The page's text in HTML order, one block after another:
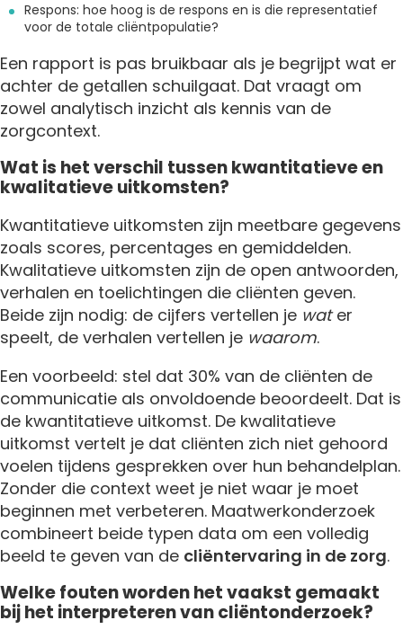
Respons: hoe hoog is de respons en is die representatief
voor de totale cliëntpopulatie?
Een rapport is pas bruikbaar als je begrijpt wat er
achter de getallen schuilgaat. Dat vraagt om
zowel analytisch inzicht als kennis van de
zorgcontext.
Wat is het verschil tussen kwantitatieve en
kwalitatieve uitkomsten?
Kwantitatieve uitkomsten zijn meetbare gegevens
zoals scores, percentages en gemiddelden.
Kwalitatieve uitkomsten zijn de open antwoorden,
verhalen en toelichtingen die cliënten geven.
Beide zijn nodig: de cijfers vertellen je water
speelt, de verhalen vertellen je waarom.
Een voorbeeld: stel dat 30% van de cliënten de
communicatie als onvoldoende beoordeelt. Dat is
de kwantitatieve uitkomst. De kwalitatieve
uitkomst vertelt je dat cliënten zich niet gehoord
voelen tijdens gesprekken over hun behandelplan.
Zonder die context weet je niet waar je moet
beginnen met verbeteren. Maatwerkonderzoek
combineert beide typen data om een volledig
beeld te geven van de cliëntervaring in de zorg.
Welke fouten worden het vaakst gemaakt
bij het interpreteren van cliëntonderzoek?